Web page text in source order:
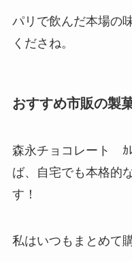
パリで飲んだ本場の
くださね。
おすすめ市販の製
森永チョコレート ｶ
ば、自宅でも本格的
す！
私はいつもまとめて